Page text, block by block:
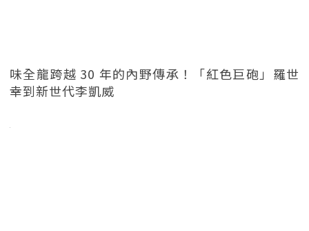
味全龍跨越 30 年的內野傳承！「紅色巨砲」羅世
幸到新世代李凱威